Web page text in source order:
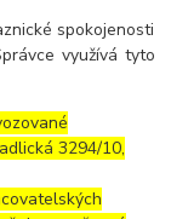
spokojenosti
využívá tyto
3294/10,